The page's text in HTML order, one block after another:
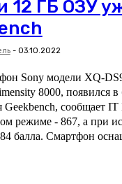
12 ГБ ОЗУ
- 03.10.2022
Sony модели XQ-
8000, появился
сообщает IT House.
режиме - 867, а при
балла. Смартфон